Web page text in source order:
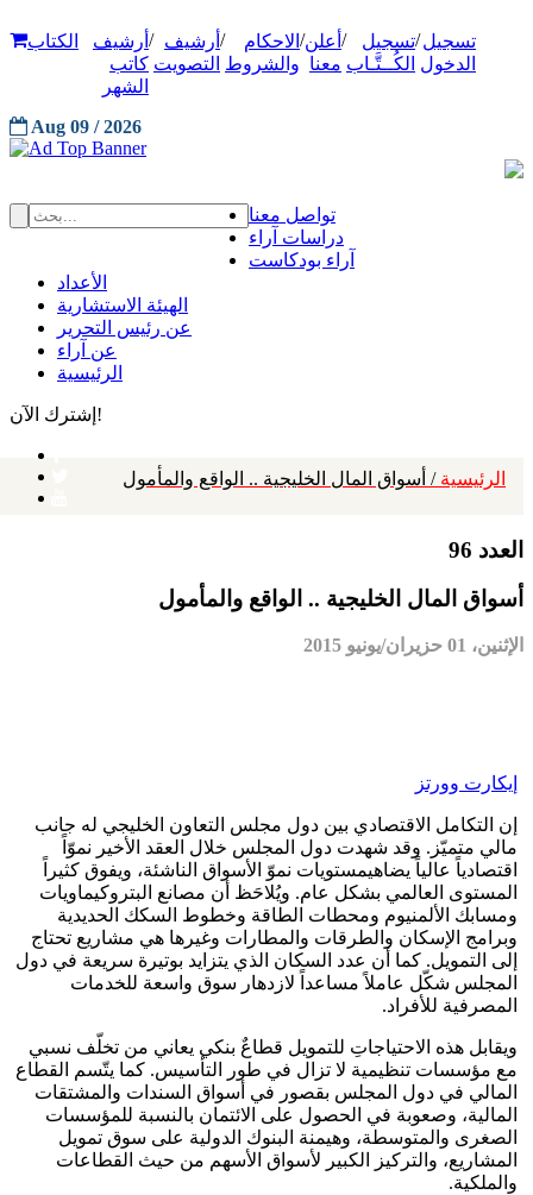
تسجيل
الدخول
/تسجيل
الكُــتَّـاب
/ أعلن
معنا
/ الاحكام
والشروط
/ أرشيف
التصويت
/ أرشيف
كاتب
الشهر
الكتاب
Aug 09 / 2026
تواصل معنا
دراسات آراء
آراء بودكاست
الأعداد
الهيئة الاستشارية
عن رئيس التحرير
عن آراء
الرئيسية
إشترك الآن!
الرئيسية / أسواق المال الخليجية .. الواقع والمأمول
العدد 96
أسواق المال الخليجية .. الواقع والمأمول
الإثنين، 01 حزيران/يونيو 2015
إيكارت وورتز
إن التكامل الاقتصادي بين دول مجلس التعاون الخليجي له جانب
مالي متميّز. وقد شهدت دول المجلس خلال العقد الأخير نموّاً
اقتصادياً عالياً يضاهيمستويات نموّ الأسواق الناشئة، ويفوق كثيراً
المستوى العالمي بشكل عام. ويُلاحَظ أن مصانع البتروكيماويات
ومسابك الألمنيوم ومحطات الطاقة وخطوط السكك الحديدية
وبرامج الإسكان والطرقات والمطارات وغيرها هي مشاريع تحتاج
إلى التمويل. كما أن عدد السكان الذي يتزايد بوتيرة سريعة في دول
المجلس شكّل عاملاً مساعداً لازدهار سوق واسعة للخدمات
المصرفية للأفراد.
ويقابل هذه الاحتياجاتِ للتمويل قطاعٌ بنكي يعاني من تخلّف نسبي
مع مؤسسات تنظيمية لا تزال في طور التأسيس. كما يتّسم القطاع
المالي في دول المجلس بقصور في أسواق السندات والمشتقات
المالية، وصعوبة في الحصول على الائتمان بالنسبة للمؤسسات
الصغرى والمتوسطة، وهيمنة البنوك الدولية على سوق تمويل
المشاريع، والتركيز الكبير لأسواق الأسهم من حيث القطاعات
والملكية.